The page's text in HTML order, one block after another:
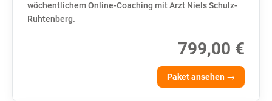
wöchentlichem Online-Coaching mit Arzt Niels Schulz-
Ruhtenberg.
799,00 €
Paket ansehen →